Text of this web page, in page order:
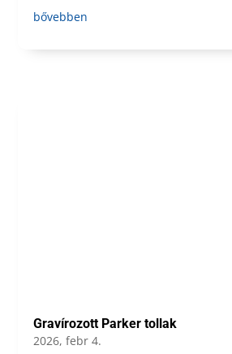
bővebben
Gravírozott Parker tollak
2026, febr 4.